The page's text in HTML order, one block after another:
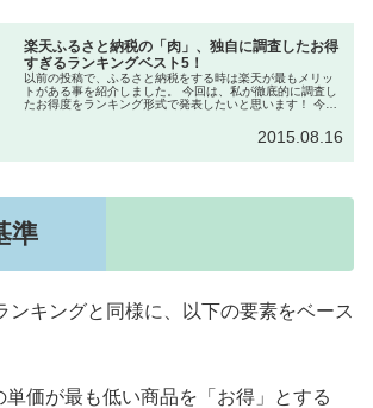
楽天ふるさと納税の「肉」、独自に調査したお得
すぎるランキングベスト5！
以前の投稿で、ふるさと納税をする時は楽天が最もメリッ
トがある事を紹介しました。 今回は、私が徹底的に調査し
たお得度をランキング形式で発表したいと思います！ 今回
2015.08.16
準
ンキングと同様に、以下の要素をベース
単価が最も低い商品を「お得」とする